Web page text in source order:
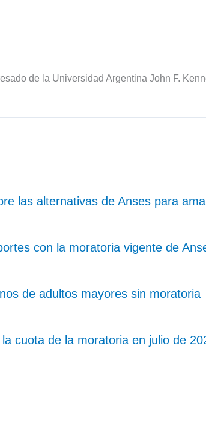
de la Universidad Argentina John F.
las alternativas de Anses para
con la moratoria vigente de
de adultos mayores sin moratoria
cuota de la moratoria en julio de